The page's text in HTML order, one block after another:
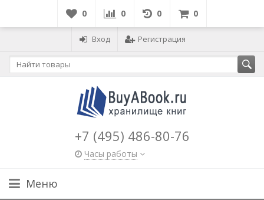
0 0 0 0
Вход Регистрация
+7 (495) 486-80-76
Часы работы
Меню